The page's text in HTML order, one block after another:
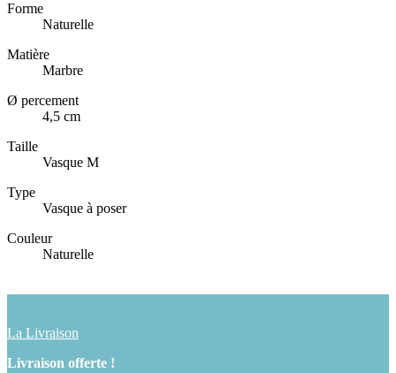
Forme
Naturelle
Matière
Marbre
Ø percement
4,5 cm
Taille
Vasque M
Type
Vasque à poser
Couleur
Naturelle
La Livraison
Livraison offerte !